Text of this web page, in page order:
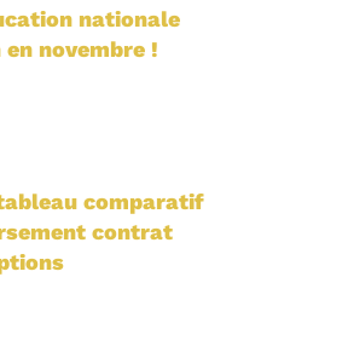
nationale
novembre !
comparatif
contrat